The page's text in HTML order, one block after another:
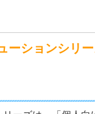
ーションシリ